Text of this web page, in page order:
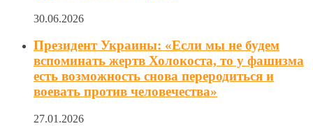
30.06.2026
Президент Украины: «Если мы не будем
вспоминать жертв Холокоста, то у фашизма
есть возможность снова переродиться и
воевать против человечества»
27.01.2026